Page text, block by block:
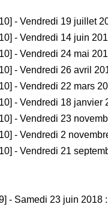
- Vendredi 19 juillet
- Vendredi 14 juin
- Vendredi 24 mai
- Vendredi 26 avril
- Vendredi 22 mars
- Vendredi 18 janvier
- Vendredi 23
- Vendredi 2
- Vendredi 21
- Samedi 23 juin 2018 :